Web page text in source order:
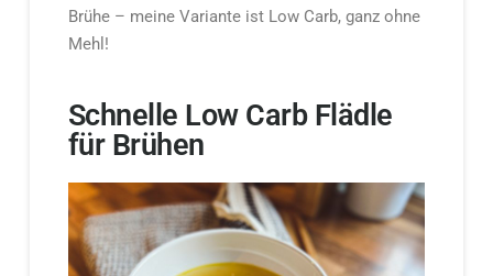
Brühe – meine Variante ist Low Carb, ganz ohne
Mehl!
Schnelle Low Carb Flädle
für Brühen